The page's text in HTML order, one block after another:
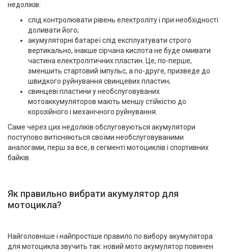
недоліків:
слід контролювати рівень електроліту і при необхідності
доливати його;
акумуляторні батареї слід експлуатувати строго
вертикально, інакше сірчана кислота не буде омивати
частина електролітичних пластин. Це, по-перше,
зменшить стартовий імпульс, а по-друге, призведе до
швидкого руйнування свинцевих пластин;
свинцеві пластини у необслуговуваних
мотоаккумуляторов мають меншу стійкістю до
корозійного і механічного руйнування.
Саме через цих недоліків обслуговуються акумулятори
поступово витісняються своїми необслуговуваними
аналогами, перш за все, в сегменті мотоциклів і спортивних
байків.
Як правильно вибрати акумулятор для
мотоцикла?
Найголовніше і найпростіше правило по вибору акумулятора
для мотоцикла звучить так: новий мото акумулятор повинен